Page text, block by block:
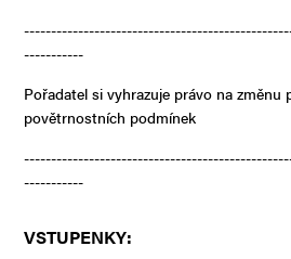
-----------
Pořadatel si vyhrazuje právo na změnu
povětrnostních podmínek
-----------
VSTUPENKY: